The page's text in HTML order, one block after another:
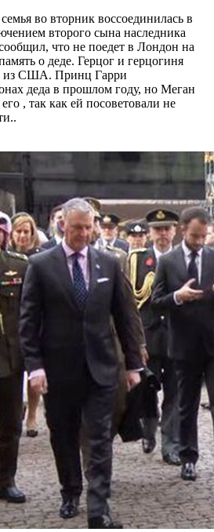
во вторник воссоединилась в
второго сына наследника
что не поедет в Лондон на
о деде. Герцог и герцогиня
из США. Принц Гарри
деда в прошлом году, но Меган
, так как ей посоветовали не